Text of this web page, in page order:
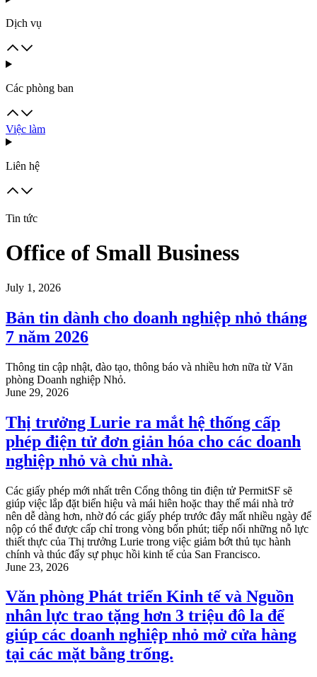
Dịch vụ
Các phòng ban
Việc làm
Liên hệ
Tin tức
Office of Small Business
July 1, 2026
Bản tin dành cho doanh nghiệp nhỏ tháng
7 năm 2026
Thông tin cập nhật, đào tạo, thông báo và nhiều hơn nữa từ Văn
phòng Doanh nghiệp Nhỏ.
June 29, 2026
Thị trưởng Lurie ra mắt hệ thống cấp
phép điện tử đơn giản hóa cho các doanh
nghiệp nhỏ và chủ nhà.
Các giấy phép mới nhất trên Cổng thông tin điện tử PermitSF sẽ
giúp việc lắp đặt biển hiệu và mái hiên hoặc thay thế mái nhà trở
nên dễ dàng hơn, nhờ đó các giấy phép trước đây mất nhiều ngày để
nộp có thể được cấp chỉ trong vòng bốn phút; tiếp nối những nỗ lực
thiết thực của Thị trưởng Lurie trong việc giảm bớt thủ tục hành
chính và thúc đẩy sự phục hồi kinh tế của San Francisco.
June 23, 2026
Văn phòng Phát triển Kinh tế và Nguồn
nhân lực trao tặng hơn 3 triệu đô la để
giúp các doanh nghiệp nhỏ mở cửa hàng
tại các mặt bằng trống.